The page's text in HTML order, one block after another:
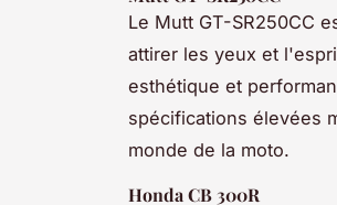
Le Mutt GT-SR250CC
attirer les yeux et
esthétique et
spécifications élevées
monde de la moto.
Honda CB 300R